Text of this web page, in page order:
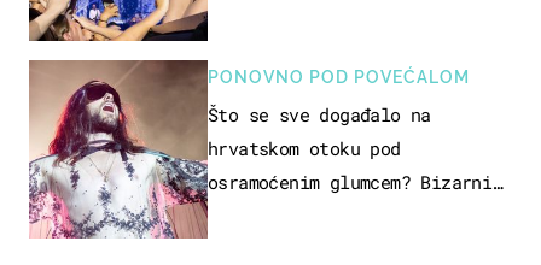
PONOVNO POD POVEĆALOM
Što se sve događalo na
hrvatskom otoku pod
osramoćenim glumcem? Bizarni